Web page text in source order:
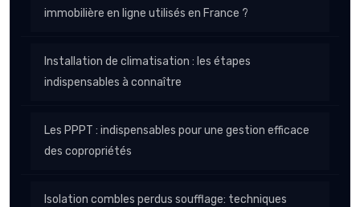
immobilière en ligne utilisés en France ?
Installation de climatisation : les étapes
indispensables à connaître
Les PPPT : indispensables pour une gestion efficace
des copropriétés
Isolation combles perdus soufflage: techniques